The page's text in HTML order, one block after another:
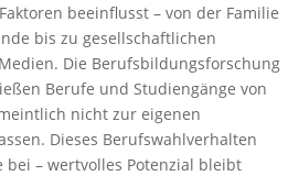
beeinflusst – von der Familie
bis zu gesellschaftlichen
Die Berufsbildungsforschung
Berufe und Studiengänge von
nicht zur eigenen
Dieses Berufswahlverhalten
bei – wertvolles Potenzial bleibt